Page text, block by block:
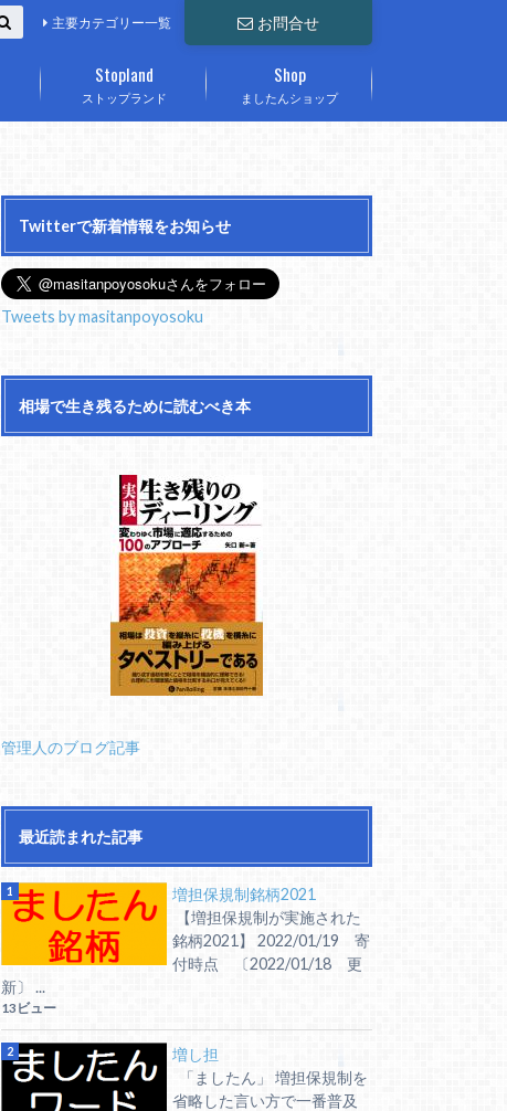
お問合せ
主要カテゴリー一覧
ストップランド
Stopland
ましたんショップ
Shop
Twitterで新着情報をお知らせ
Tweets by masitanpoyosoku
相場で生き残るために読むべき本
管理人のブログ記事
最近読まれた記事
増担保規制銘柄2021
【増担保規制が実施された
銘柄2021】 2022/01/19 寄
付時点 〔2022/01/18 更
新〕 ...
13ビュー
増し担
「ましたん」 増担保規制を
省略した言い方で一番普及